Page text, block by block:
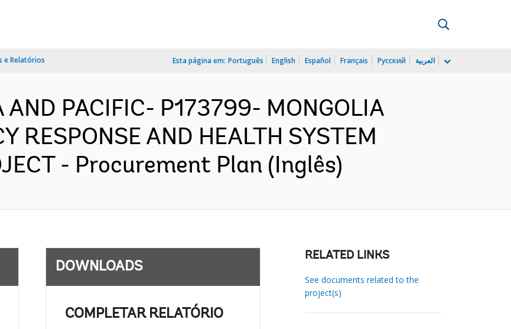
e Relatórios Esta página em: Português English Español Français Русский العربية
PACIFIC- P173799- MONGOLIA
RESPONSE AND HEALTH SYSTEM
- Procurement Plan (Inglês)
DOWNLOADS
COMPLETAR RELATÓRIO
RELATED LINKS
See documents related to the
project(s)